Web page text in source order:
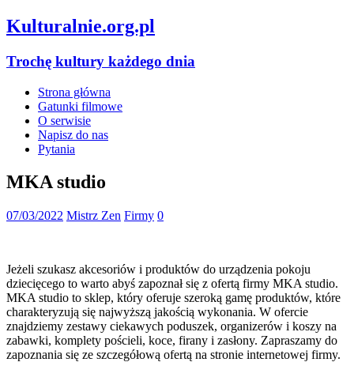
Kulturalnie.org.pl
Trochę kultury każdego dnia
Strona główna
Gatunki filmowe
O serwisie
Napisz do nas
Pytania
MKA studio
07/03/2022 Mistrz Zen Firmy 0
Jeżeli szukasz akcesoriów i produktów do urządzenia pokoju
dziecięcego to warto abyś zapoznał się z ofertą firmy MKA studio.
MKA studio to sklep, który oferuje szeroką gamę produktów, które
charakteryzują się najwyższą jakością wykonania. W ofercie
znajdziemy zestawy ciekawych poduszek, organizerów i koszy na
zabawki, komplety pościeli, koce, firany i zasłony. Zapraszamy do
zapoznania się ze szczegółową ofertą na stronie internetowej firmy.